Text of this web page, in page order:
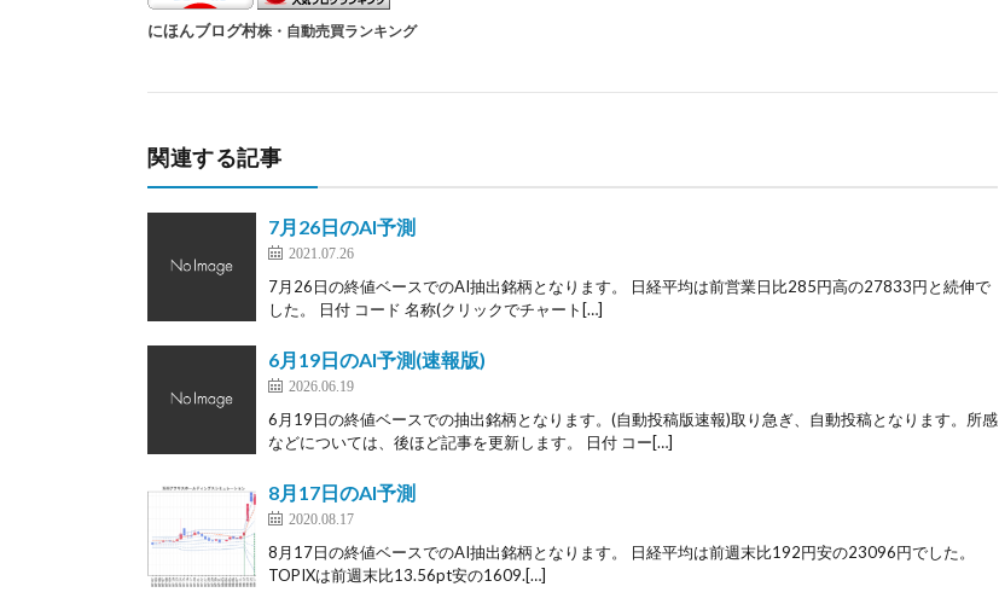
にほんブログ村株・自動売買ランキング
関連する記事
7月26日のAI予測
2021.07.26
7月26日の終値ベースでのAI抽出銘柄となります。 日経平均は前営業日比285円高の27833円と続伸で
した。 日付 コード 名称(クリックでチャート[…]
6月19日のAI予測(速報版)
2026.06.19
6月19日の終値ベースでの抽出銘柄となります。(自動投稿版速報)取り急ぎ、自動投稿となります。所感
などについては、後ほど記事を更新します。 日付 コー[…]
8月17日のAI予測
2020.08.17
8月17日の終値ベースでのAI抽出銘柄となります。 日経平均は前週末比192円安の23096円でした。
TOPIXは前週末比13.56pt安の1609.[…]